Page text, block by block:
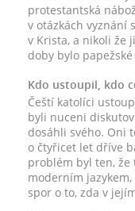
protestantská
v otázkách vyznání
v Krista, a nikoli že
doby bylo
Kdo ustoupil, kdo
Čeští katolíci
byli nuceni
dosáhli svého. Oni
o čtyřicet let dříve
problém byl ten, že
moderním
spor o to, zda v